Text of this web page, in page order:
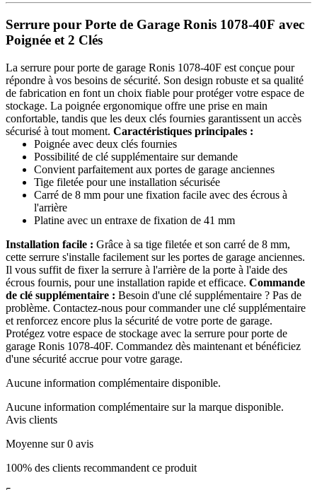
Serrure pour Porte de Garage Ronis 1078-40F avec
Poignée et 2 Clés
La serrure pour porte de garage Ronis 1078-40F est conçue pour
répondre à vos besoins de sécurité. Son design robuste et sa qualité
de fabrication en font un choix fiable pour protéger votre espace de
stockage. La poignée ergonomique offre une prise en main
confortable, tandis que les deux clés fournies garantissent un accès
sécurisé à tout moment. Caractéristiques principales :
Poignée avec deux clés fournies
Possibilité de clé supplémentaire sur demande
Convient parfaitement aux portes de garage anciennes
Tige filetée pour une installation sécurisée
Carré de 8 mm pour une fixation facile avec des écrous à
l'arrière
Platine avec un entraxe de fixation de 41 mm
Installation facile : Grâce à sa tige filetée et son carré de 8 mm,
cette serrure s'installe facilement sur les portes de garage anciennes.
Il vous suffit de fixer la serrure à l'arrière de la porte à l'aide des
écrous fournis, pour une installation rapide et efficace. Commande
de clé supplémentaire : Besoin d'une clé supplémentaire ? Pas de
problème. Contactez-nous pour commander une clé supplémentaire
et renforcez encore plus la sécurité de votre porte de garage.
Protégez votre espace de stockage avec la serrure pour porte de
garage Ronis 1078-40F. Commandez dès maintenant et bénéficiez
d'une sécurité accrue pour votre garage.
Aucune information complémentaire disponible.
Aucune information complémentaire sur la marque disponible.
Avis clients
Moyenne sur 0 avis
100% des clients recommandent ce produit